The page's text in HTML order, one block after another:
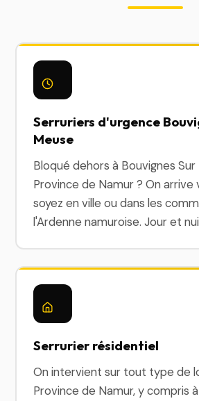
Serruriers d'urgence
Meuse
Bloqué dehors à Bouvignes
Province de Namur ? On arrive
soyez en ville ou dans les
l'Ardenne namuroise. Jour et
Serrurier résidentiel
On intervient sur tout type de
Province de Namur, y compris